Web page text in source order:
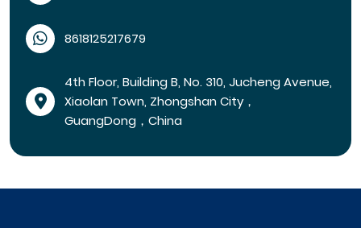
8618125217679
4th Floor, Building B, No. 310, Jucheng Avenue,
Xiaolan Town, Zhongshan City，
GuangDong，China